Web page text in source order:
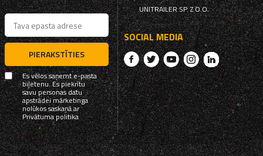
PIERAKSTĪTIES
Es vēlos saņemt e-pasta
biļetenu. Es piekrītu
savu personas datu
apstrādei mārketinga
nolūkos saskaņā ar
Privātuma politika
UNITRAILER SP. Z O.O.
SOCIAL MEDIA